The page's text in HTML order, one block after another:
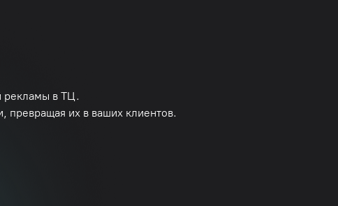
рекламы в ТЦ.
превращая их в ваших клиентов.